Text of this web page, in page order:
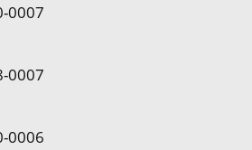
0007
0007
0006